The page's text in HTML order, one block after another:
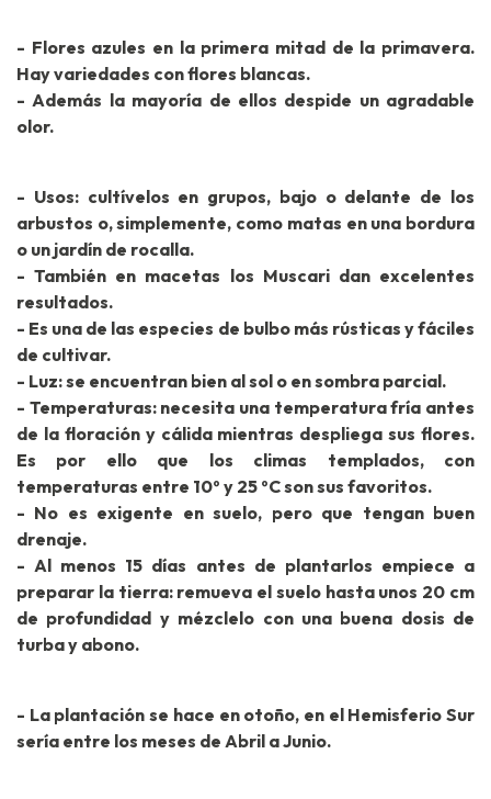
- Flores azules en la primera mitad de la primavera.
Hay variedades con flores blancas.
- Además la mayoría de ellos despide un agradable
olor.
- Usos: cultívelos en grupos, bajo o delante de los
arbustos o, simplemente, como matas en una bordura
o un jardín de rocalla.
- También en macetas los Muscari dan excelentes
resultados.
- Es una de las especies de bulbo más rústicas y fáciles
de cultivar.
- Luz: se encuentran bien al sol o en sombra parcial.
- Temperaturas: necesita una temperatura fría antes
de la floración y cálida mientras despliega sus flores.
Es por ello que los climas templados, con
temperaturas entre 10º y 25 ºC son sus favoritos.
- No es exigente en suelo, pero que tengan buen
drenaje.
- Al menos 15 días antes de plantarlos empiece a
preparar la tierra: remueva el suelo hasta unos 20 cm
de profundidad y mézclelo con una buena dosis de
turba y abono.
- La plantación se hace en otoño, en el Hemisferio Sur
sería entre los meses de Abril a Junio.